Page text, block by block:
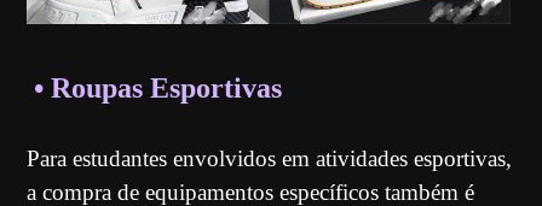
• Roupas Esportivas
Para estudantes envolvidos em atividades esportivas,
a compra de equipamentos específicos também é